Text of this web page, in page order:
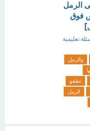
الرمل
فوق
تعليمية
والرمل
تطفو
الرمل